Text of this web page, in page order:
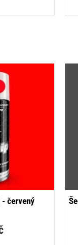
červený